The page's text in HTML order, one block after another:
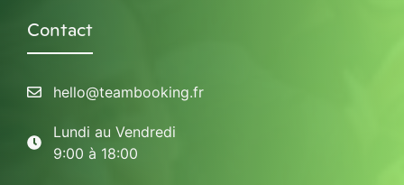
Contact
hello@teambooking.fr
Lundi au Vendredi
9:00 à 18:00